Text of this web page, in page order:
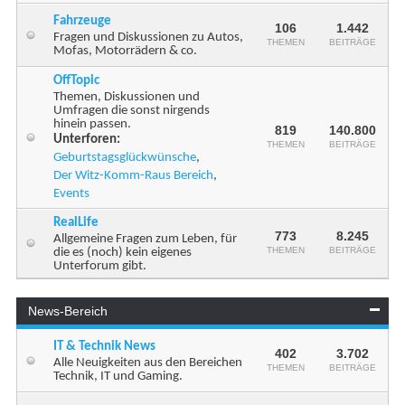
Fahrzeuge
Fragen und Diskussionen zu Autos,
Mofas, Motorrädern & co.
106
THEMEN
1.442
BEITRÄGE
OffTopic
Themen, Diskussionen und
Umfragen die sonst nirgends
hinein passen.
Unterforen:
Geburtstagsglückwünsche,
Der Witz-Komm-Raus Bereich,
Events
819
THEMEN
140.800
BEITRÄGE
RealLife
Allgemeine Fragen zum Leben, für
die es (noch) kein eigenes
Unterforum gibt.
773
THEMEN
8.245
BEITRÄGE
News-Bereich
IT & Technik News
Alle Neuigkeiten aus den Bereichen
Technik, IT und Gaming.
402
THEMEN
3.702
BEITRÄGE